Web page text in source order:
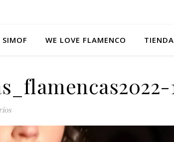
SIMOF WE LOVE FLAMENCO TIENDA